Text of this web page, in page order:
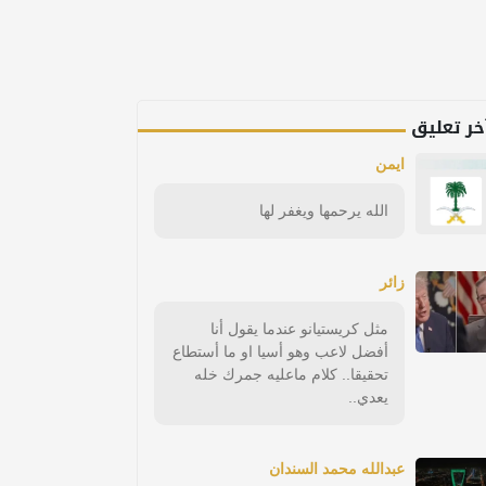
تعليق
ايمن
الله يرحمها ويغفر لها
زائر
مثل كريستيانو عندما يقول أنا
أفضل لاعب وهو أسيا او ما أستطاع
تحقيقا.. كلام ماعليه جمرك خله
يعدي..
عبدالله محمد السندان